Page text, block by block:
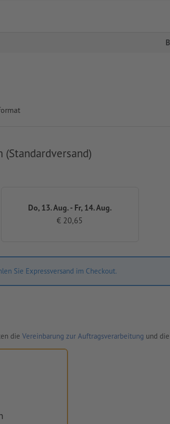
Do, 13. Aug. - Fr, 14. Aug.
€ 20,65
Sie Expressversand im Checkout.
die Vereinbarung zur Auftragsverarbeitung und die